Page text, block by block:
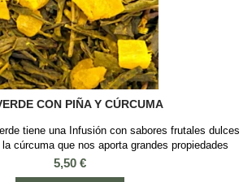
CON PIÑA Y CÚRCUMA
tiene una Infusión con sabores frutales dulces
cúrcuma que nos aporta grandes propiedades
y efectos diuréticos. Sabor: Piña y
Té verde, piña, cúrcuma, flores de té y aroma
Precio
5,50 €